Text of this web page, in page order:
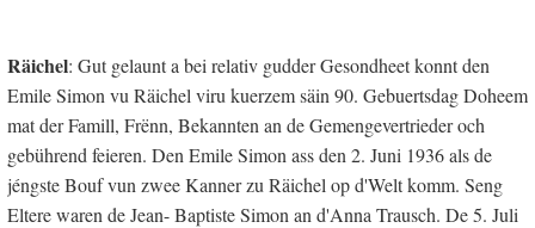
Räichel: Gut gelaunt a bei relativ gudder Gesondheet konnt den
Emile Simon vu Räichel viru kuerzem säin 90. Gebuertsdag Doheem
mat der Famill, Frënn, Bekannten an de Gemengevertrieder och
gebührend feieren. Den Emile Simon ass den 2. Juni 1936 als de
jéngste Bouf vun zwee Kanner zu Räichel op d'Welt komm. Seng
Eltere waren de Jean- Baptiste Simon an d'Anna Trausch. De 5. Juli